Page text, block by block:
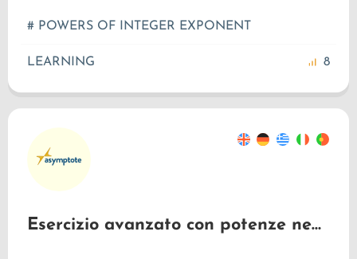
# POWERS OF INTEGER EXPONENT
LEARNING 8
Esercizio avanzato con potenze negative